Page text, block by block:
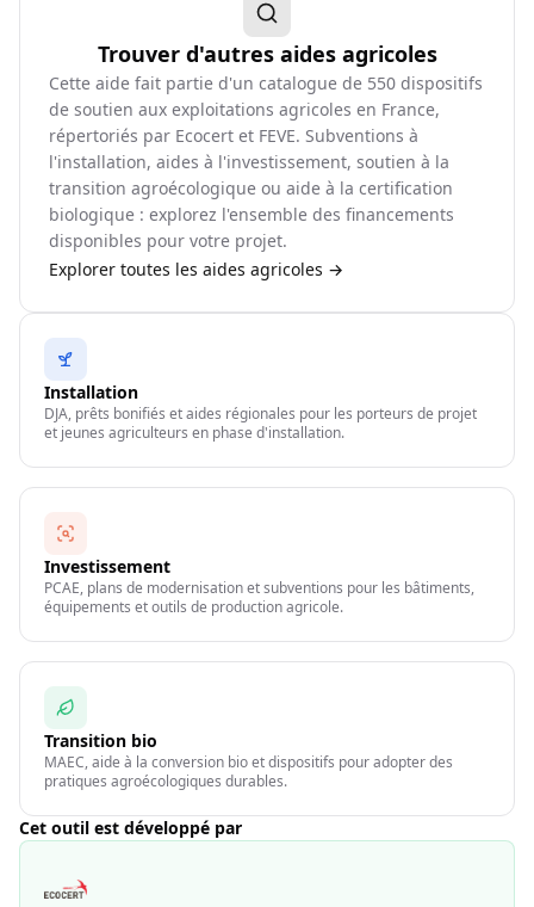
Trouver d'autres aides agricoles
Cette aide fait partie d'un catalogue de 550 dispositifs
de soutien aux exploitations agricoles en France,
répertoriés par Ecocert et FEVE. Subventions à
l'installation, aides à l'investissement, soutien à la
transition agroécologique ou aide à la certification
biologique : explorez l'ensemble des financements
disponibles pour votre projet.
Explorer toutes les aides agricoles →
Installation
DJA, prêts bonifiés et aides régionales pour les porteurs de projet
et jeunes agriculteurs en phase d'installation.
Investissement
PCAE, plans de modernisation et subventions pour les bâtiments,
équipements et outils de production agricole.
Transition bio
MAEC, aide à la conversion bio et dispositifs pour adopter des
pratiques agroécologiques durables.
Cet outil est développé par